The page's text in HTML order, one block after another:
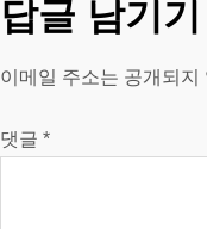
색
답글 남기기
이메일 주소는 공개되지
댓글 *